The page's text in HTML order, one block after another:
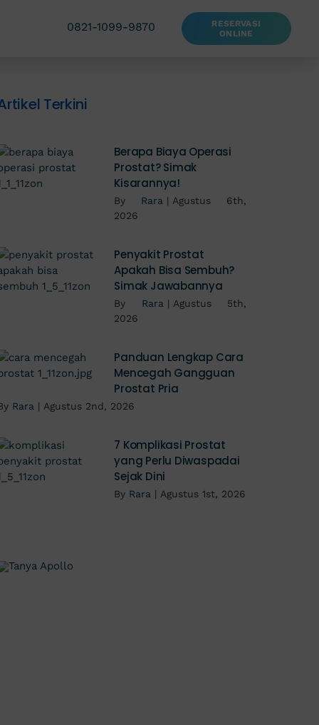
0821-1099-9870
RESERVASI
ONLINE
Terkini
Berapa Biaya Operasi
Prostat? Simak
Kisarannya!
By Rara | Agustus 6th,
2026
Penyakit Prostat
Apakah Bisa Sembuh?
Simak Jawabannya
By Rara | Agustus 5th,
2026
Panduan Lengkap Cara
Mencegah Gangguan
Prostat Pria
Rara | Agustus 2nd, 2026
7 Komplikasi Prostat
yang Perlu Diwaspadai
Sejak Dini
By Rara | Agustus 1st, 2026